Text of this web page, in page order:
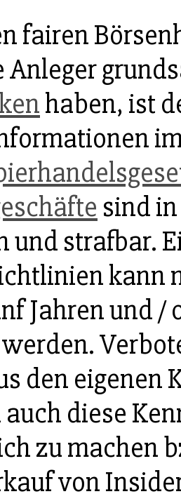
fairen
Anleger
haben, ist
sind
und strafbar.
kann
Jahren und
den eigenen
diese
zu machen
von